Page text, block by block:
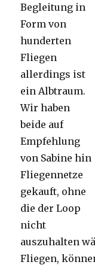
Begleitung in
Form von
hunderten
Fliegen
allerdings ist
ein Albtraum.
Wir haben
beide auf
Empfehlung
von Sabine hin
Fliegennetze
gekauft, ohne
die der Loop
nicht
auszuhalten
Fliegen,